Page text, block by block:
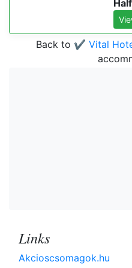
Back to ✔️ Vital
Links
Akcioscsomagok.hu